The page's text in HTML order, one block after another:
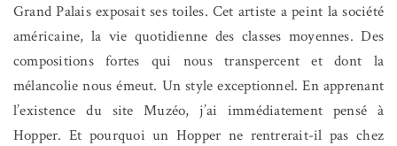
Grand Palais exposait ses toiles. Cet artiste a peint la société
américaine, la vie quotidienne des classes moyennes. Des
compositions fortes qui nous transpercent et dont la
mélancolie nous émeut. Un style exceptionnel. En apprenant
l’existence du site Muzéo, j’ai immédiatement pensé à
Hopper. Et pourquoi un Hopper ne rentrerait-il pas chez